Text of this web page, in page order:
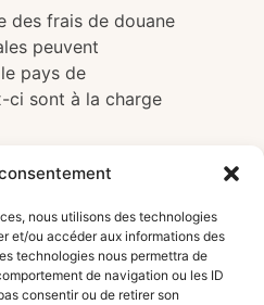
nous utilisons des technologies
et/ou accéder aux informations des
technologies nous permettra de
de navigation ou les ID
consentir ou de retirer son
des frais de douane
peuvent
pays de
ci sont à la charge
édition
Saint-Denis
H2W 2M4